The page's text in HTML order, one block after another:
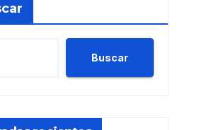
Buscar